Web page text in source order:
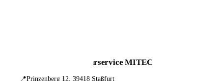
Hörgeräte-Reparaturservice MITEC
📍Prinzenberg 12, 39418 Staßfurt